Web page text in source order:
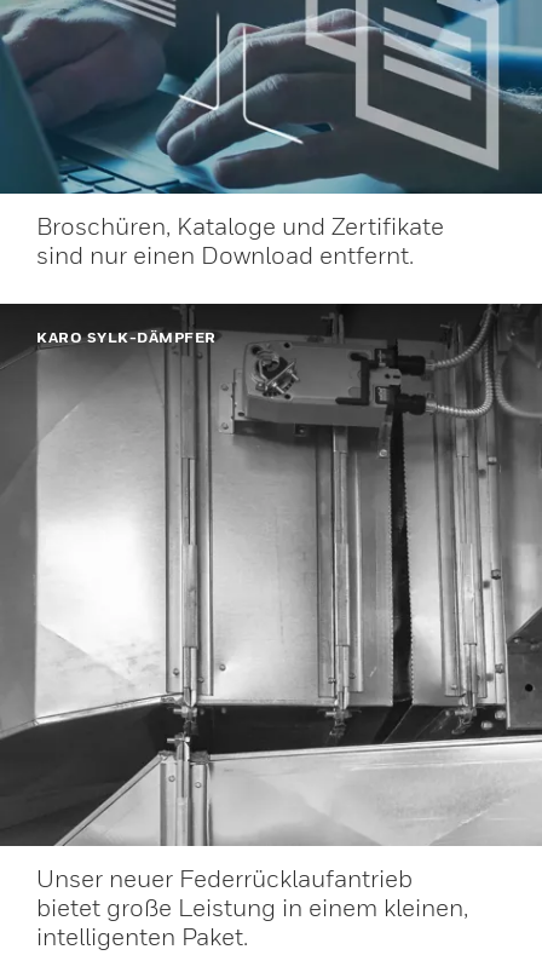
Broschüren, Kataloge und Zertifikate
sind nur einen Download entfernt.
KARO SYLK-DÄMPFER
Unser neuer Federrücklaufantrieb
bietet große Leistung in einem kleinen,
intelligenten Paket.